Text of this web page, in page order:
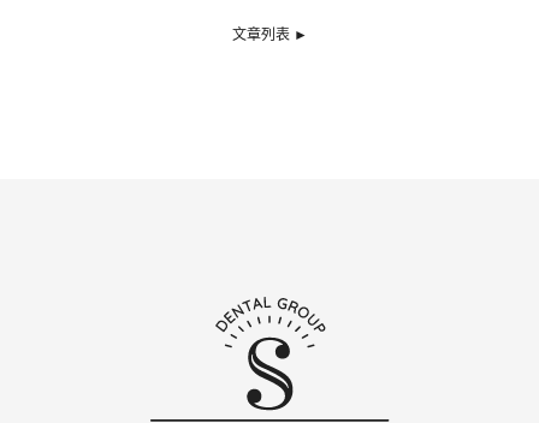
文章列表 ►